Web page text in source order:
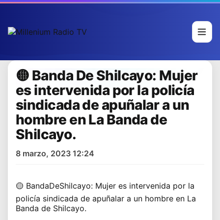
🟡 Banda De Shilcayo: Mujer
es intervenida por la policía
sindicada de apuñalar a un
hombre en La Banda de
Shilcayo.
8 marzo, 2023 12:24
🟡 BandaDeShilcayo: Mujer es intervenida por la
policía sindicada de apuñalar a un hombre en La
Banda de Shilcayo.